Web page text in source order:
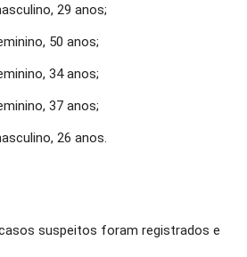
29 anos;
50 anos;
34 anos;
37 anos;
26 anos.
suspeitos foram registrados e